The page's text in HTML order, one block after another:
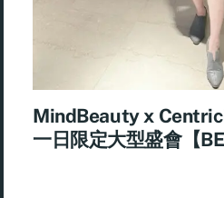
MindBeauty x
一日限定大型盛會【